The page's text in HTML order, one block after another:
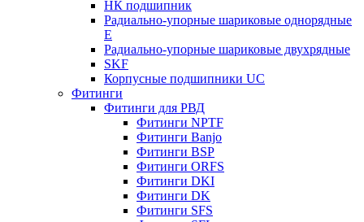
НК подшипник
Радиально-упорные шариковые однорядные
Е
Радиально-упорные шариковые двухрядные
SKF
Корпусные подшипники UC
Фитинги
Фитинги для РВД
Фитинги NPTF
Фитинги Banjo
Фитинги BSP
Фитинги ORFS
Фитинги DKI
Фитинги DK
Фитинги SFS